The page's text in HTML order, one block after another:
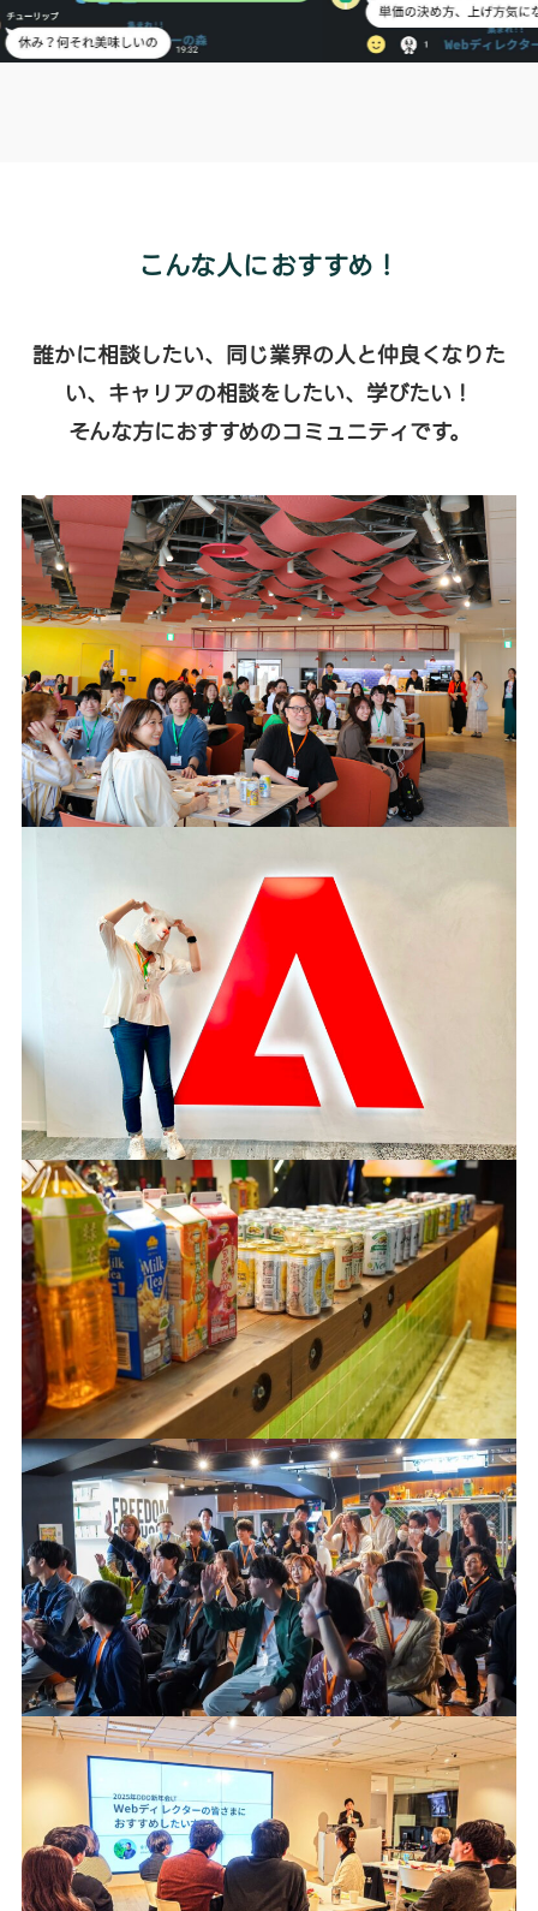
こんな人におすすめ！
誰かに相談したい、同じ業界の人と仲良くなりた
い、キャリアの相談をしたい、学びたい！
そんな方におすすめのコミュニティです。